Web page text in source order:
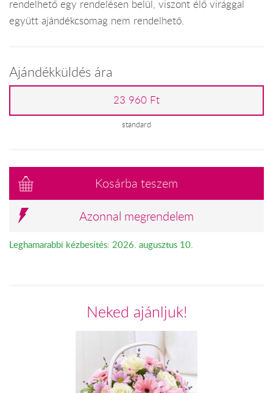
rendelhető egy rendelésen belül, viszont élő virággal
együtt ajándékcsomag nem rendelhető.
Ajándékküldés ára
23 960 Ft
standard
Kosárba teszem
Azonnal megrendelem
Leghamarabbi kézbesítés: 2026. augusztus 10.
Neked ajánljuk!